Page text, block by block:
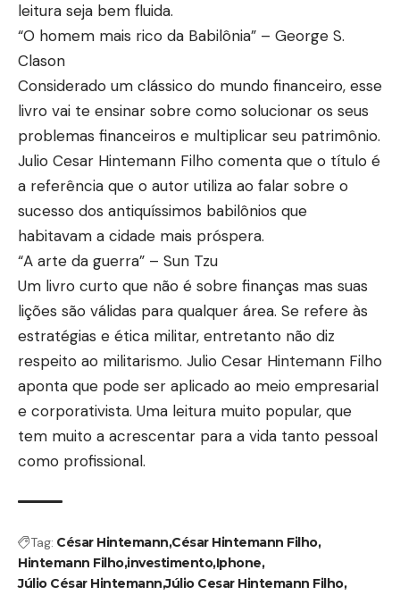
leitura seja bem fluida.
“O homem mais rico da Babilônia” – George S.
Clason
Considerado um clássico do mundo financeiro, esse
livro vai te ensinar sobre como solucionar os seus
problemas financeiros e multiplicar seu patrimônio.
Julio Cesar Hintemann Filho comenta que o título é
a referência que o autor utiliza ao falar sobre o
sucesso dos antiquíssimos babilônios que
habitavam a cidade mais próspera.
“A arte da guerra” – Sun Tzu
Um livro curto que não é sobre finanças mas suas
lições são válidas para qualquer área. Se refere às
estratégias e ética militar, entretanto não diz
respeito ao militarismo. Julio Cesar Hintemann Filho
aponta que pode ser aplicado ao meio empresarial
e corporativista. Uma leitura muito popular, que
tem muito a acrescentar para a vida tanto pessoal
como profissional.
Tag: César Hintemann César Hintemann Filho
Hintemann FilhoinvestimentoIphone
Júlio César Hintemann Júlio Cesar Hintemann Filho